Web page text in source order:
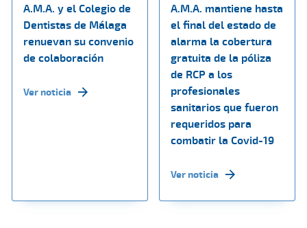
A.M.A. y el Colegio de
Dentistas de Málaga
renuevan su convenio
de colaboración
Ver noticia
A.M.A. mantiene hasta
el final del estado de
alarma la cobertura
gratuita de la póliza
de RCP a los
profesionales
sanitarios que fueron
requeridos para
combatir la Covid-19
Ver noticia